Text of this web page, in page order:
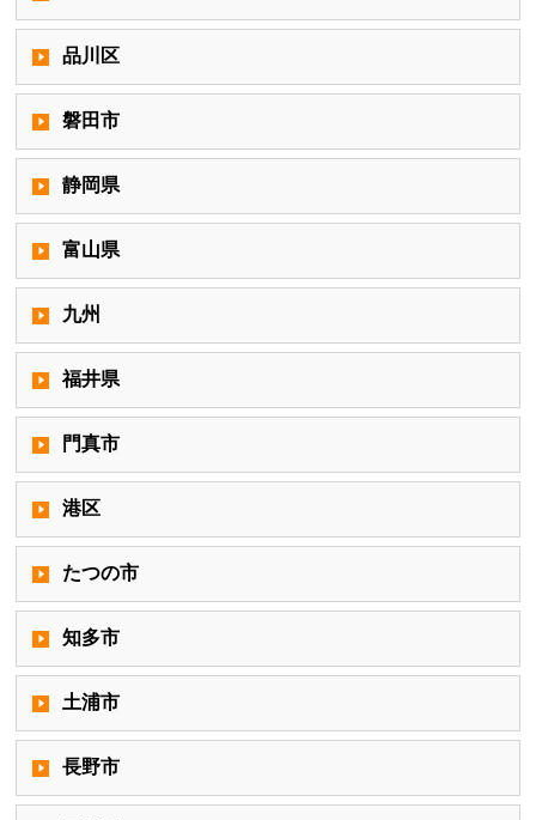
品川区
磐田市
静岡県
富山県
九州
福井県
門真市
港区
たつの市
知多市
土浦市
長野市